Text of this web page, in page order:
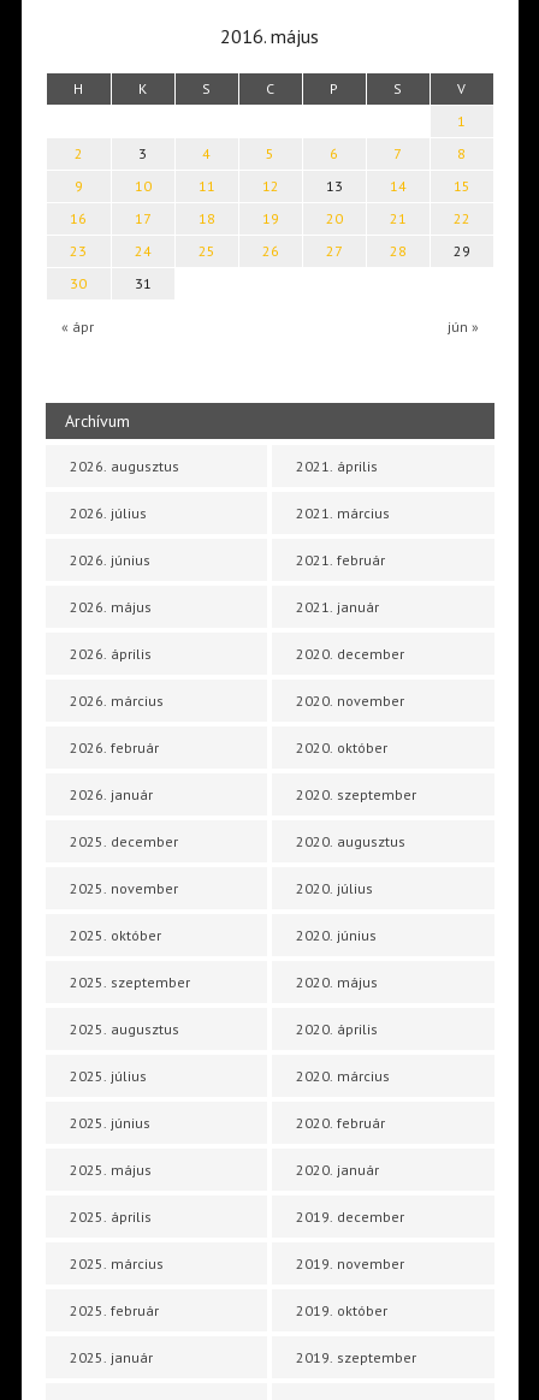
2016. május
H K S C P S V
« ápr jún »
1
2
3 4 5 6 7
8
9
10 11 12 13 14
15
16
17 18 19 20 21
22
23
24 25 26 27 28
29
30
31
Archívum
2026. augusztus
2026. július
2026. június
2026. május
2026. április
2026. március
2026. február
2026. január
2025. december
2025. november
2025. október
2025. szeptember
2025. augusztus
2025. július
2025. június
2025. május
2025. április
2025. március
2025. február
2025. január
2021. április
2021. március
2021. február
2021. január
2020. december
2020. november
2020. október
2020. szeptember
2020. augusztus
2020. július
2020. június
2020. május
2020. április
2020. március
2020. február
2020. január
2019. december
2019. november
2019. október
2019. szeptember